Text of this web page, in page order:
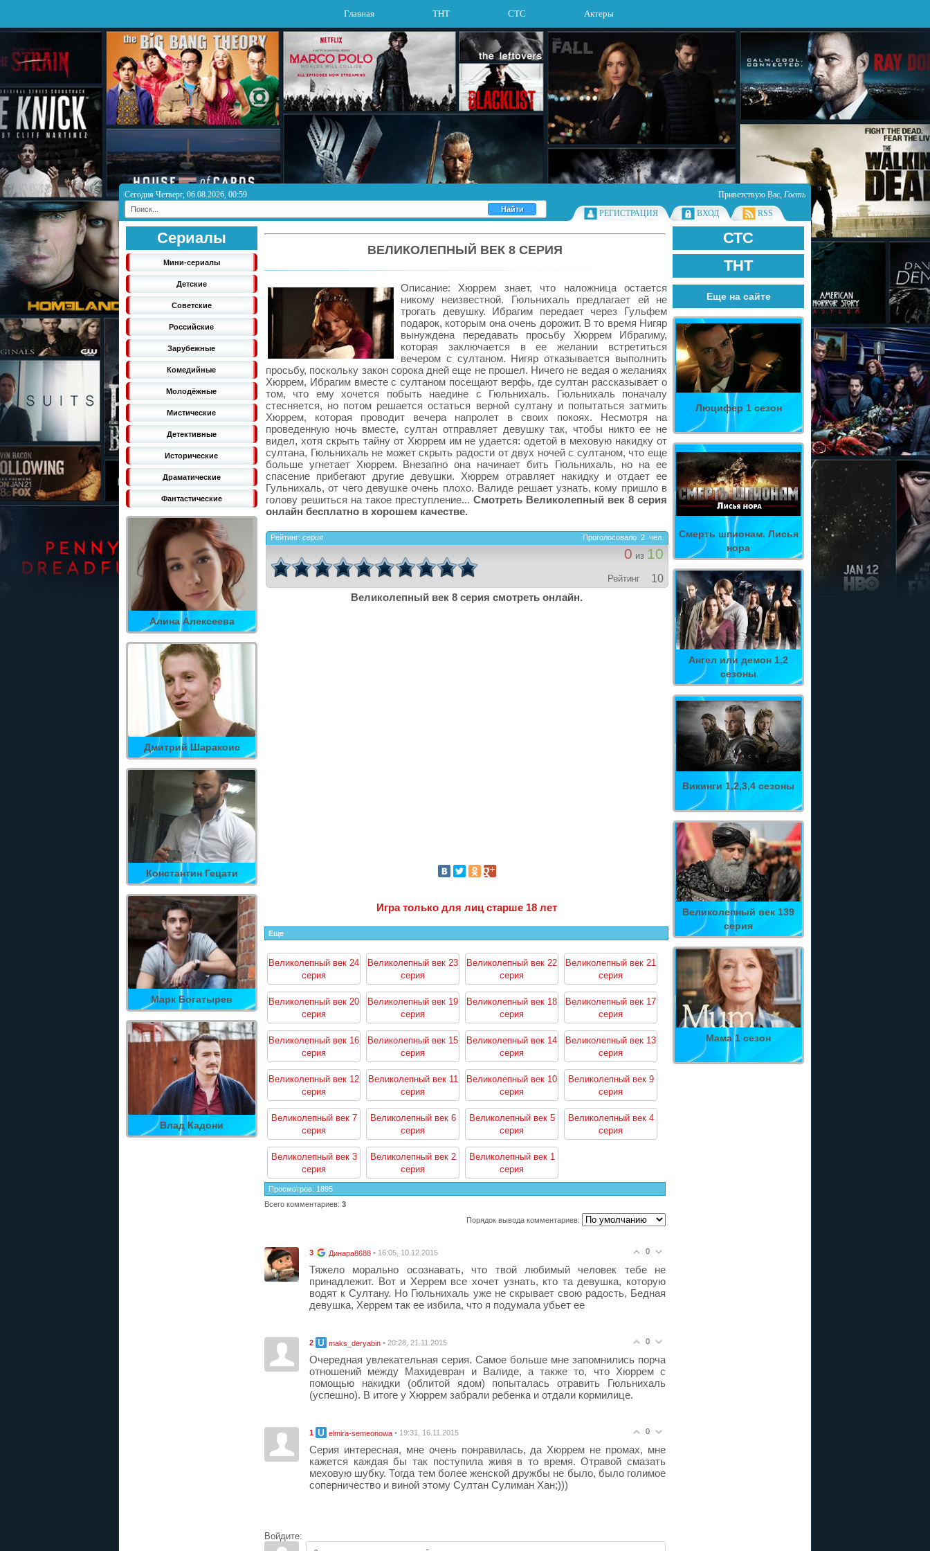
Главная ТНТ СТС Актеры
Сегодня Четверг, 06.08.2026, 00:59 Приветствую Вас, Гость
РЕГИСТРАЦИЯ
ВХОД RSS
Сериалы
Мини-сериалы
Детские
Советские
Российские
Зарубежные
Комедийные
Молодёжные
Мистические
Детективные
Исторические
Драматические
Фантастические
Алина Алексеева
Дмитрий Шаракоис
Константин Гецати
Марк Богатырев
Влад Кадони
СТС
ТНТ
Еще на сайте
Люцифер 1 сезон
Смерть шпионам. Лисья
нора
Ангел или демон 1,2
сезоны
Викинги 1,2,3,4 сезоны
Великолепный век 139
серия
Мама 1 сезон
ВЕЛИКОЛЕПНЫЙ ВЕК 8 СЕРИЯ
Описание: Хюррем знает, что наложница остается
никому неизвестной. Гюльнихаль предлагает ей не
трогать девушку. Ибрагим передает через Гульфем
подарок, которым она очень дорожит. В то время Нигяр
вынуждена передавать просьбу Хюррем Ибрагиму,
которая заключается в ее желании встретиться
вечером с султаном. Нигяр отказывается выполнить
просьбу, поскольку закон сорока дней еще не прошел. Ничего не ведая о желаниях
Хюррем, Ибрагим вместе с султаном посещают верфь, где султан рассказывает о
том, что ему хочется побыть наедине с Гюльнихаль. Гюльнихаль поначалу
стесняется, но потом решается остаться верной султану и попытаться затмить
Хюррем, которая проводит вечера напролет в своих покоях. Несмотря на
проведенную ночь вместе, султан отправляет девушку так, чтобы никто ее не
видел, хотя скрыть тайну от Хюррем им не удается: одетой в меховую накидку от
султана, Гюльнихаль не может скрыть радости от двух ночей с султаном, что еще
больше угнетает Хюррем. Внезапно она начинает бить Гюльнихаль, но на ее
спасение прибегают другие девушки. Хюррем отравляет накидку и отдает ее
Гульнихаль, от чего девушке очень плохо. Валиде решает узнать, кому пришло в
голову решиться на такое преступление... Смотреть Великолепный век 8 серия
онлайн бесплатно в хорошем качестве.
Рейтинг: серия Проголосовало 2 чел.
0 из 10
Рейтинг
10
Великолепный век 8 серия смотреть онлайн.
Игра только для лиц старше 18 лет
Еще
Великолепный век 24
серия
Великолепный век 23
серия
Великолепный век 22
серия
Великолепный век 21
серия
Великолепный век 20
серия
Великолепный век 19
серия
Великолепный век 18
серия
Великолепный век 17
серия
Великолепный век 16
серия
Великолепный век 15
серия
Великолепный век 14
серия
Великолепный век 13
серия
Великолепный век 12
серия
Великолепный век 11
серия
Великолепный век 10
серия
Великолепный век 9
серия
Великолепный век 7
серия
Великолепный век 6
серия
Великолепный век 5
серия
Великолепный век 4
серия
Великолепный век 3
серия
Великолепный век 2
серия
Великолепный век 1
серия
Просмотров: 1895
Всего комментариев: 3
Порядок вывода комментариев:
0
3 Динара8688 • 16:05, 10.12.2015
Тяжело морально осознавать, что твой любимый человек тебе не
принадлежит. Вот и Херрем все хочет узнать, кто та девушка, которую
водят к Султану. Но Гюльнихаль уже не скрывает свою радость, Бедная
девушка, Херрем так ее избила, что я подумала убьет ее
0
2 maks_deryabin • 20:28, 21.11.2015
Очередная увлекательная серия. Самое больше мне запомнились порча
отношений между Махидевран и Валиде, а также то, что Хюррем с
помощью накидки (облитой ядом) попыталась отравить Гюльнихаль
(успешно). В итоге у Хюррем забрали ребенка и отдали кормилице.
0
1 elmira-semeonowa • 19:31, 16.11.2015
Серия интересная, мне очень понравилась, да Хюррем не промах, мне
кажется каждая бы так поступила живя в то время. Отравой смазать
меховую шубку. Тогда тем более женской дружбы не было, было голимое
соперничество и виной этому Султан Сулиман Хан;)))
Войдите: